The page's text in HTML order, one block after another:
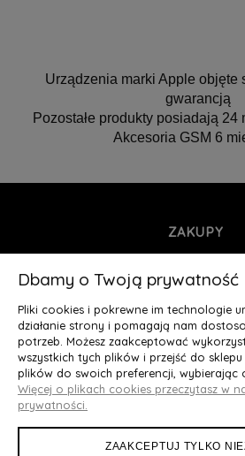
Urządzenia marki Apple objęte
gwarancją
Pozostałe produkty posiadają
Akcesoria GSM 6
ZAKUPY
INFORMACJE
MOJE KONTO
O NAS
Deluxury.pl
Dbamy o Twoją prywatność
Pliki cookies i pokrewne im technologie
działanie strony i pomagają nam
potrzeb. Możesz zaakceptować
wszystkich tych plików i przejść do
plików do swoich preferencji, wybierając
Więcej o plikach cookies przeczytasz w
prywatności.
ZAAKCEPTUJ TYLKO